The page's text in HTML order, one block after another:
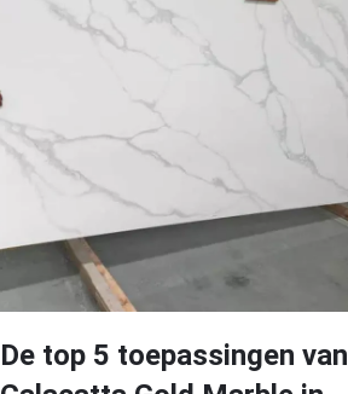
De top 5 toepassingen van